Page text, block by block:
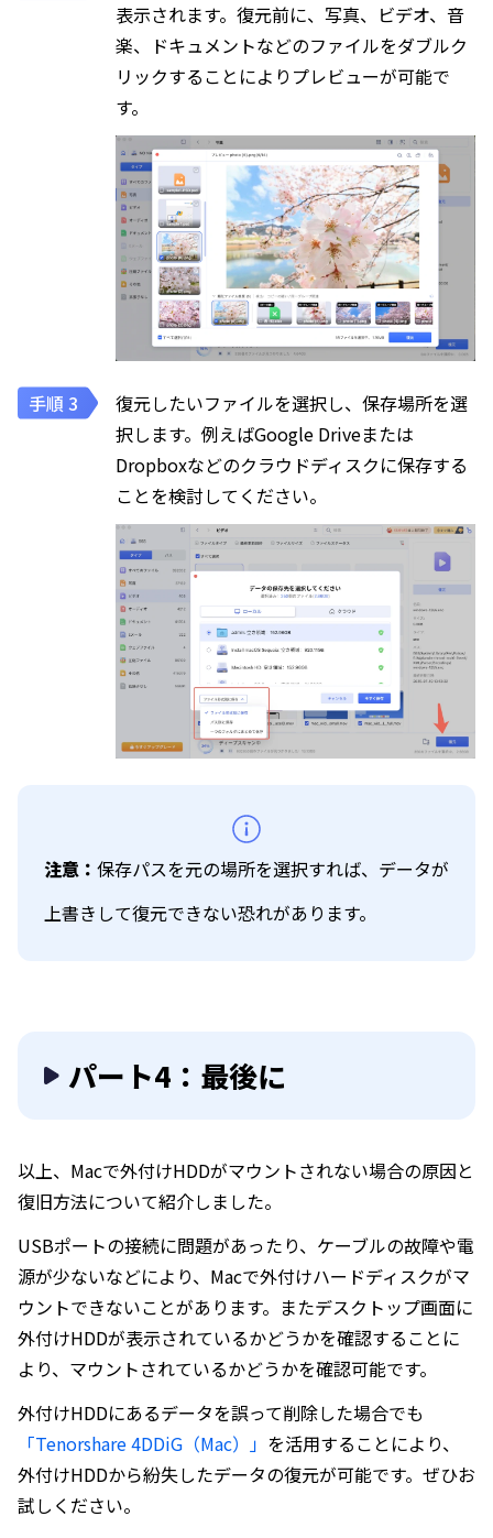
表示されます。復元前に、写真、ビデオ、音
楽、ドキュメントなどのファイルをダブルク
リックすることによりプレビューが可能で
す。
復元したいファイルを選択し、保存場所を選
択します。例えばGoogle Driveまたは
Dropboxなどのクラウドディスクに保存する
ことを検討してください。
注意： 保存パスを元の場所を選択すれば、データが
上書きして復元できない恐れがあります。
パート4：最後に
以上、Macで外付けHDDがマウントされない場合の原因と
復旧方法について紹介しました。
USBポートの接続に問題があったり、ケーブルの故障や電
源が少ないなどにより、Macで外付けハードディスクがマ
ウントできないことがあります。またデスクトップ画面に
外付けHDDが表示されているかどうかを確認することに
より、マウントされているかどうかを確認可能です。
外付けHDDにあるデータを誤って削除した場合でも
「Tenorshare 4DDiG（Mac）」 を活用することにより、
外付けHDDから紛失したデータの復元が可能です。ぜひお
試しください。